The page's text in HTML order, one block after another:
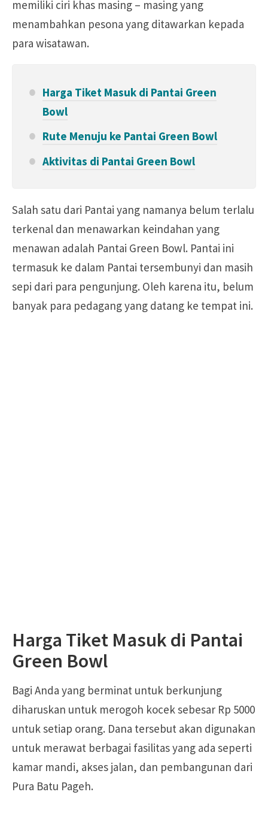
memiliki ciri khas masing – masing yang
menambahkan pesona yang ditawarkan kepada
para wisatawan.
Harga Tiket Masuk di Pantai Green
Bowl
Rute Menuju ke Pantai Green Bowl
Aktivitas di Pantai Green Bowl
Salah satu dari Pantai yang namanya belum terlalu
terkenal dan menawarkan keindahan yang
menawan adalah Pantai Green Bowl. Pantai ini
termasuk ke dalam Pantai tersembunyi dan masih
sepi dari para pengunjung. Oleh karena itu, belum
banyak para pedagang yang datang ke tempat ini.
Harga Tiket Masuk di Pantai
Green Bowl
Bagi Anda yang berminat untuk berkunjung
diharuskan untuk merogoh kocek sebesar Rp 5000
untuk setiap orang. Dana tersebut akan digunakan
untuk merawat berbagai fasilitas yang ada seperti
kamar mandi, akses jalan, dan pembangunan dari
Pura Batu Pageh.